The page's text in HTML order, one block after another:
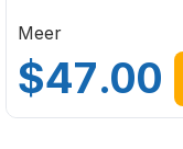
Meer
$47.00